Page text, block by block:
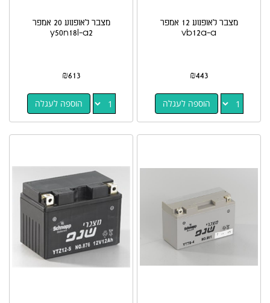
מצבר לאופנוע 12 אמפר
vb12a-a
₪443
הוספה לעגלה
מצבר לאופנוע 20 אמפר
y50n18l-a2
₪613
הוספה לעגלה